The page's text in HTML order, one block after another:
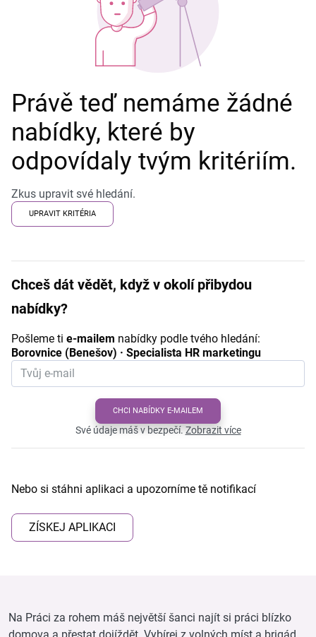
Právě teď nemáme žádné
nabídky, které by
odpovídaly tvým kritériím.
Zkus upravit své hledání.
UPRAVIT KRITÉRIA
Chceš dát vědět, když v okolí přibydou
nabídky?
Pošleme ti e-mailem nabídky podle tvého hledání:
Borovnice (Benešov) · Specialista HR marketingu
CHCI NABÍDKY E-MAILEM
Své údaje máš v bezpečí.Zobrazit více
Nebo si stáhni aplikaci a upozorníme tě notifikací
ZÍSKEJ APLIKACI
Na Práci za rohem máš největší šanci najít si práci blízko
domova a přestat dojíždět. Vybírej z volných míst a brigád